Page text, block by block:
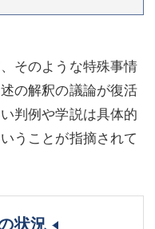
そのような特殊事情
の解釈の議論が復活
判例や学説は具体的
うことが指摘されて
状況